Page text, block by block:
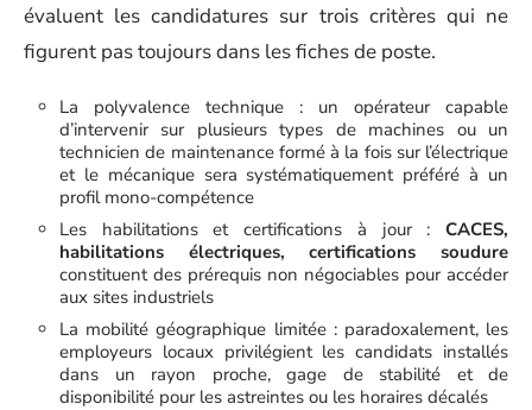
évaluent les candidatures sur trois critères qui ne
figurent pas toujours dans les fiches de poste.
La polyvalence technique : un opérateur capable
d’intervenir sur plusieurs types de machines ou un
technicien de maintenance formé à la fois sur l’électrique
et le mécanique sera systématiquement préféré à un
profil mono-compétence
Les habilitations et certifications à jour : CACES,
habilitations électriques, certifications soudure
constituent des prérequis non négociables pour accéder
aux sites industriels
La mobilité géographique limitée : paradoxalement, les
employeurs locaux privilégient les candidats installés
dans un rayon proche, gage de stabilité et de
disponibilité pour les astreintes ou les horaires décalés